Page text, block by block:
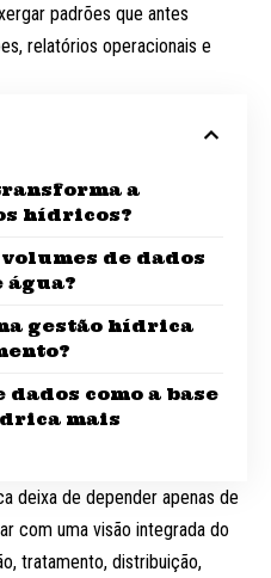
padrões que antes
relatórios operacionais e
a
hídricos?
de dados
água?
gestão hídrica
como a base
mais
deixa de depender apenas de
com uma visão integrada do
tratamento, distribuição,